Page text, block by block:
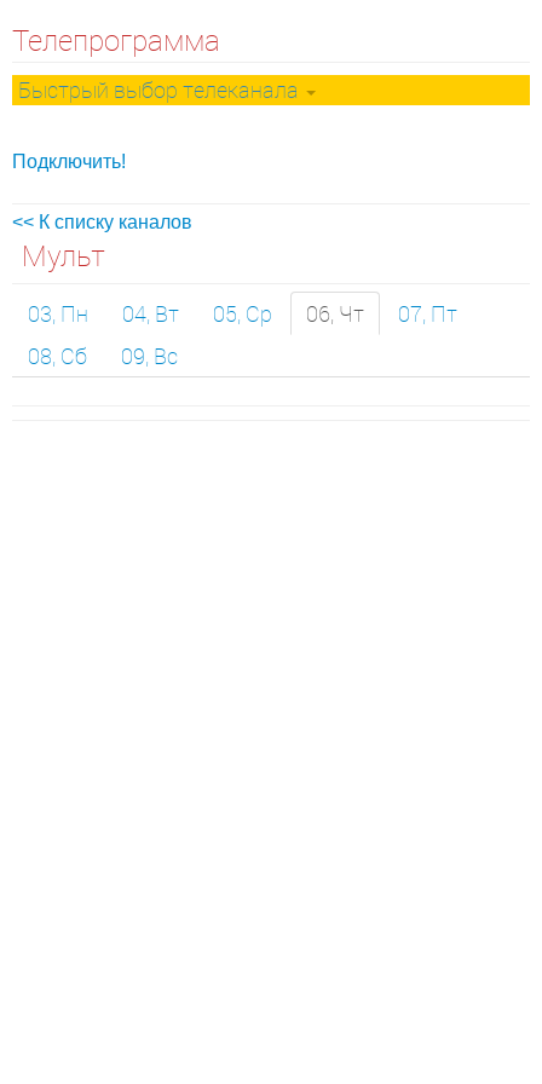
Телепрограмма
Быстрый выбор телеканала
Подключить!
<< К списку каналов
Мульт
03, Пн 04, Вт 05, Ср 06, Чт
07, Пт
08, Сб
09, Вс